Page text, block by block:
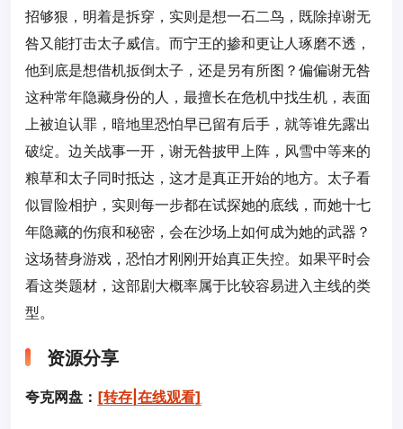
招够狠，明着是拆穿，实则是想一石二鸟，既除掉谢无
咎又能打击太子威信。而宁王的掺和更让人琢磨不透，
他到底是想借机扳倒太子，还是另有所图？偏偏谢无咎
这种常年隐藏身份的人，最擅长在危机中找生机，表面
上被迫认罪，暗地里恐怕早已留有后手，就等谁先露出
破绽。边关战事一开，谢无咎披甲上阵，风雪中等来的
粮草和太子同时抵达，这才是真正开始的地方。太子看
似冒险相护，实则每一步都在试探她的底线，而她十七
年隐藏的伤痕和秘密，会在沙场上如何成为她的武器？
这场替身游戏，恐怕才刚刚开始真正失控。如果平时会
看这类题材，这部剧大概率属于比较容易进入主线的类
型。
资源分享
夸克网盘： [转存|在线观看]